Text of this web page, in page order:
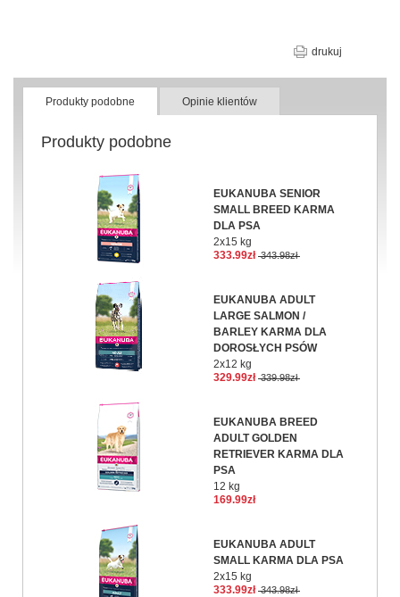
drukuj
Produkty podobne Opinie klientów
Produkty podobne
EUKANUBA SENIOR
SMALL BREED KARMA
DLA PSA
2x15 kg
333.99zł 343.98zł
EUKANUBA ADULT
LARGE SALMON /
BARLEY KARMA DLA
DOROSŁYCH PSÓW
2x12 kg
329.99zł 339.98zł
EUKANUBA BREED
ADULT GOLDEN
RETRIEVER KARMA DLA
PSA
12 kg
169.99zł
EUKANUBA ADULT
SMALL KARMA DLA PSA
2x15 kg
333.99zł 343.98zł